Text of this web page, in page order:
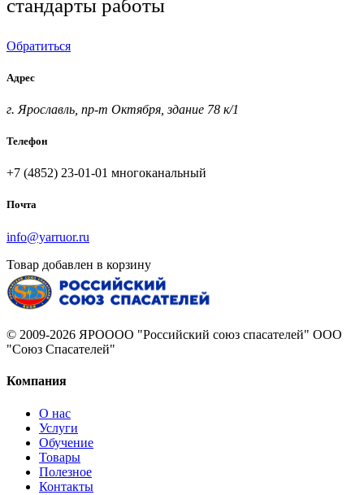
стандарты работы
Обратиться
Адрес
г. Ярославль, пр-т Октября, здание 78 к/1
Телефон
+7 (4852) 23-01-01 многоканальный
Почта
info@yarruor.ru
Товар добавлен в корзину
© 2009-2026 ЯРОООО "Российский союз спасателей" ООО
"Союз Спасателей"
Компания
О нас
Услуги
Обучение
Товары
Полезное
Контакты